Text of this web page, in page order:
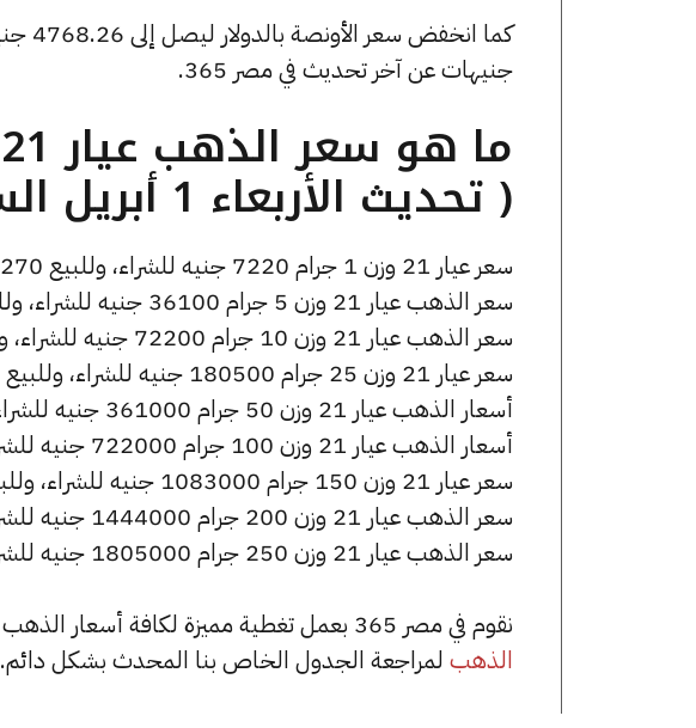
جنيهات عن آخر تحديث في مصر 365.
( تحديث الأربعاء 1 أبريل الساعة 5:25 مساءً )
سعر عيار 21 وزن 1 جرام 7220 جنيه للشراء، وللبيع 7270 جنيه.
سعر الذهب عيار 21 وزن 5 جرام 36100 جنيه للشراء، وللبيع 36350 جنيه.
سعر الذهب عيار 21 وزن 10 جرام 72200 جنيه للشراء، وللبيع 72700 جنيه.
سعر عيار 21 وزن 25 جرام 180500 جنيه للشراء، وللبيع 181750 جنيه.
أسعار الذهب عيار 21 وزن 50 جرام 361000 جنيه للشراء، وللبيع 363500 جنيه.
أسعار الذهب عيار 21 وزن 100 جرام 722000 جنيه للشراء، وللبيع 727000 جنيه.
سعر عيار 21 وزن 150 جرام 1083000 جنيه للشراء، وللبيع 1090500 جنيه.
سعر الذهب عيار 21 وزن 200 جرام 1444000 جنيه للشراء، وللبيع 1454000 جنيه.
سعر الذهب عيار 21 وزن 250 جرام 1805000 جنيه للشراء، وللبيع 1817500 جنيه.
نقوم في مصر 365 بعمل تغطية مميزة لكافة أسعار الذهب في مصر، يمكنك الاطلاع على صفحة
الذهب لمراجعة الجدول الخاص بنا المحدث بشكل دائم.